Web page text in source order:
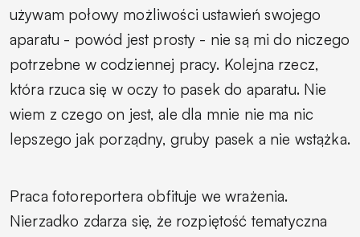
używam połowy możliwości ustawień swojego
aparatu - powód jest prosty - nie są mi do niczego
potrzebne w codziennej pracy. Kolejna rzecz,
która rzuca się w oczy to pasek do aparatu. Nie
wiem z czego on jest, ale dla mnie nie ma nic
lepszego jak porządny, gruby pasek a nie wstążka.
Praca fotoreportera obfituje we wrażenia.
Nierzadko zdarza się, że rozpiętość tematyczna